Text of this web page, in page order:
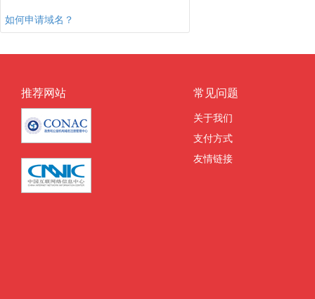
如何申请域名？
推荐网站 常见问题
关于我们
支付方式
友情链接